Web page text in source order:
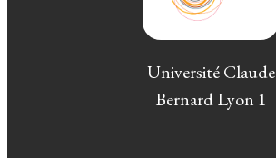
Université Claude
Bernard Lyon 1